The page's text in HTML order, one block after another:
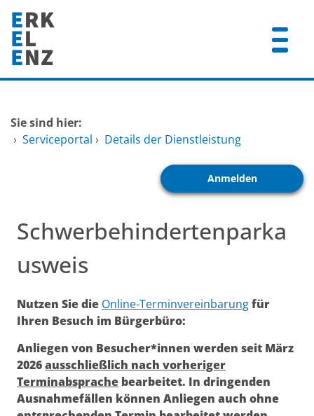
Zum Hauptinhalt springen
Dienstleistungen A-Z
Sie sind hier:
› Serviceportal › Details der Dienstleistung
Anmelden
Schwerbehindertenparka
usweis
Kurzbeschreibung
Nutzen Sie die Online-Terminvereinbarungfür
Ihren Besuch im Bürgerbüro:
Anliegen von Besucher*innen werden seit März
2026ausschließlich nach vorheriger
Terminabsprache bearbeitet. In dringenden
Ausnahmefällen können Anliegen auch ohne